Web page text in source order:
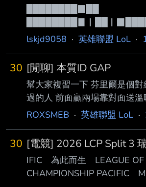
████████▉██
█◢█▇▅▄▂▁█
▂█████████
██▏█▉▆▆▇▇█
██▎█▊
███▌█▌
███▋█▍
lskjd9058 · 英雄聯盟 LoL ·
30 [閒聊] 本質ID GAP
幫大家複習一下 芬里爾是個
過的人 前面贏兩場靠對面送
有贏過 搶這組合被線殺一次直
知道幾場也比你強 KT你們差不
想辦法保住自己的第四張票吧
果就覺得KT有料的 還是看少
BePTT on my iPhone 13 mini
ROXSMEB · 英雄聯盟 LoL ·
30 [電競] 2026 LCP Split 3
IFIC 為此而生 LEAGUE OF
CHAMPIONSHIP PACIFIC